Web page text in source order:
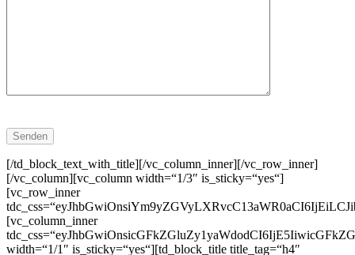
[/td_block_text_with_title][/vc_column_inner][/vc_row_inner]
[/vc_column][vc_column width=“1/3″ is_sticky=“yes“]
[vc_row_inner
[vc_column_inner
width=“1/1″ is_sticky=“yes“][td_block_title title_tag=“h4″